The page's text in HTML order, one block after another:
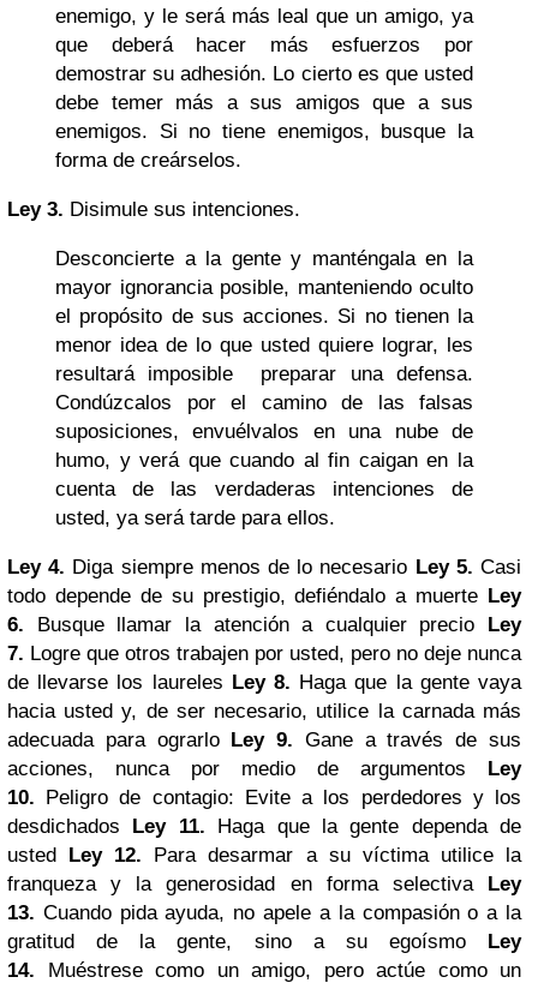
enemigo, y le será más leal que un amigo, ya
que deberá hacer más esfuerzos por
demostrar su adhesión. Lo cierto es que usted
debe temer más a sus amigos que a sus
enemigos. Si no tiene enemigos, busque la
forma de creárselos.
Ley 3. Disimule sus intenciones.
Desconcierte a la gente y manténgala en la
mayor ignorancia posible, manteniendo oculto
el propósito de sus acciones. Si no tienen la
menor idea de lo que usted quiere lograr, les
resultará imposible preparar una defensa.
Condúzcalos por el camino de las falsas
suposiciones, envuélvalos en una nube de
humo, y verá que cuando al fin caigan en la
cuenta de las verdaderas intenciones de
usted, ya será tarde para ellos.
Ley 4. Diga siempre menos de lo necesario Ley 5. Casi
todo depende de su prestigio, defiéndalo a muerte Ley
6. Busque llamar la atención a cualquier precio Ley
7. Logre que otros trabajen por usted, pero no deje nunca
de llevarse los laureles Ley 8. Haga que la gente vaya
hacia usted y, de ser necesario, utilice la carnada más
adecuada para ograrlo Ley 9. Gane a través de sus
acciones, nunca por medio de argumentos Ley
10. Peligro de contagio: Evite a los perdedores y los
desdichados Ley 11. Haga que la gente dependa de
usted Ley 12. Para desarmar a su víctima utilice la
franqueza y la generosidad en forma selectiva Ley
13. Cuando pida ayuda, no apele a la compasión o a la
gratitud de la gente, sino a su egoísmo Ley
14. Muéstrese como un amigo, pero actúe como un